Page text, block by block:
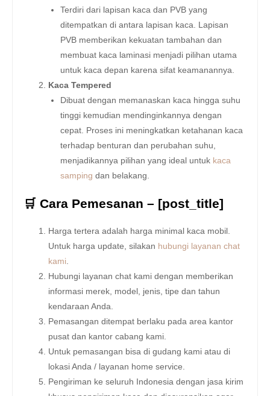
Terdiri dari lapisan kaca dan PVB yang
ditempatkan di antara lapisan kaca. Lapisan
PVB memberikan kekuatan tambahan dan
membuat kaca laminasi menjadi pilihan utama
untuk kaca depan karena sifat keamanannya.
Kaca Tempered
Dibuat dengan memanaskan kaca hingga suhu
tinggi kemudian mendinginkannya dengan
cepat. Proses ini meningkatkan ketahanan kaca
terhadap benturan dan perubahan suhu,
menjadikannya pilihan yang ideal untuk kaca
samping dan belakang.
🛒 Cara Pemesanan – [post_title]
Harga tertera adalah harga minimal kaca mobil.
Untuk harga update, silakan hubungi layanan chat
kami
Hubungi layanan chat kami dengan memberikan
informasi merek, model, jenis, tipe dan tahun
kendaraan Anda.
Pemasangan ditempat berlaku pada area kantor
pusat dan kantor cabang kami.
Untuk pemasangan bisa di gudang kami atau di
lokasi Anda / layanan home service.
Pengiriman ke seluruh Indonesia dengan jasa kirim